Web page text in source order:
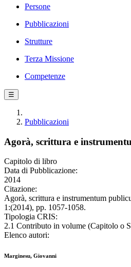
Persone
Pubblicazioni
Strutture
Terza Missione
Competenze
☰
Pubblicazioni
Agorà, scrittura e
Capitolo di libro
Data di Pubblicazione:
2014
Citazione:
Agorà, scrittura e instrumentum
1:(2014), pp. 1057-1058.
Tipologia CRIS:
2.1 Contributo in volume (Capitolo o
Elenco autori:
Marginesu, Giovanni